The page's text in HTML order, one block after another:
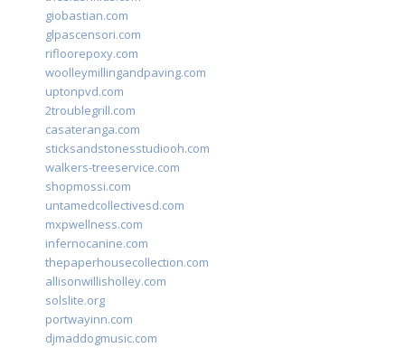
giobastian.com
glpascensori.com
rifloorepoxy.com
woolleymillingandpaving.com
uptonpvd.com
2troublegrill.com
casateranga.com
sticksandstonesstudiooh.com
walkers-treeservice.com
shopmossi.com
untamedcollectivesd.com
mxpwellness.com
infernocanine.com
thepaperhousecollection.com
allisonwillisholley.com
solslite.org
portwayinn.com
djmaddogmusic.com